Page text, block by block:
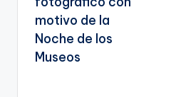
motivo de la
Noche de los
Museos